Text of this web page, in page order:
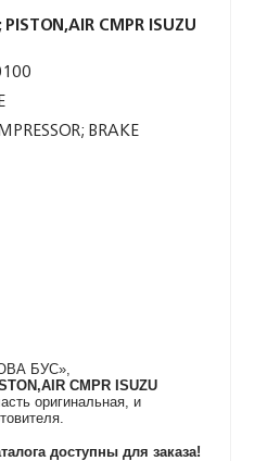
CMPR ISUZU
BRAKE
БУС»,
CMPR ISUZU
оригинальная, и
доступны для заказа!